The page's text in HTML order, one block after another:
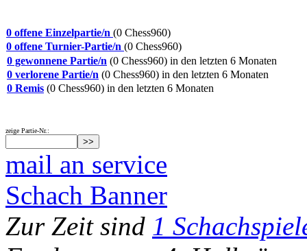
0 offene Einzelpartie/n (0 Chess960)
0 offene Turnier-Partie/n (0 Chess960)
0 gewonnene Partie/n (0 Chess960) in den letzten 6 Monaten
0 verlorene Partie/n (0 Chess960) in den letzten 6 Monaten
0 Remis (0 Chess960) in den letzten 6 Monaten
zeige Partie-Nr.:
mail an service
Schach Banner
Zur Zeit sind 1